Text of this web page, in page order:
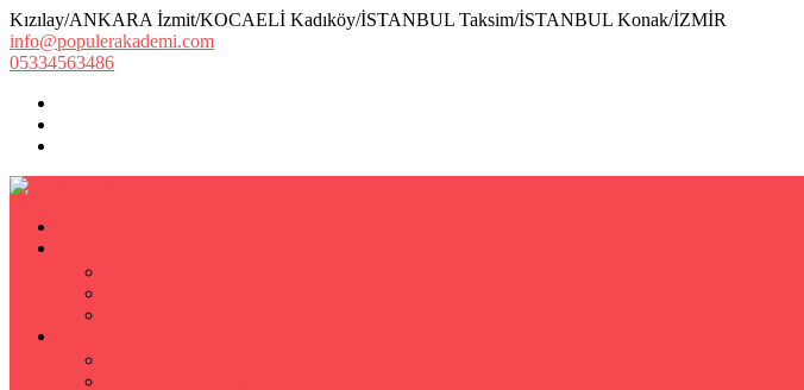
Kızılay/ANKARA İzmit/KOCAELİ Kadıköy/İSTANBUL Taksim/İSTANBUL Konak/İZMİR
info@populerakademi.com
05334563486